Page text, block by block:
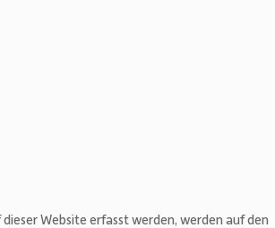
Website erfasst werden, werden auf den